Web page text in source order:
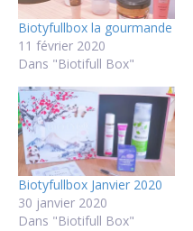
Biotyfullbox la gourmande
11 février 2020
Dans "Biotifull Box"
Biotyfullbox Janvier 2020
30 janvier 2020
Dans "Biotifull Box"